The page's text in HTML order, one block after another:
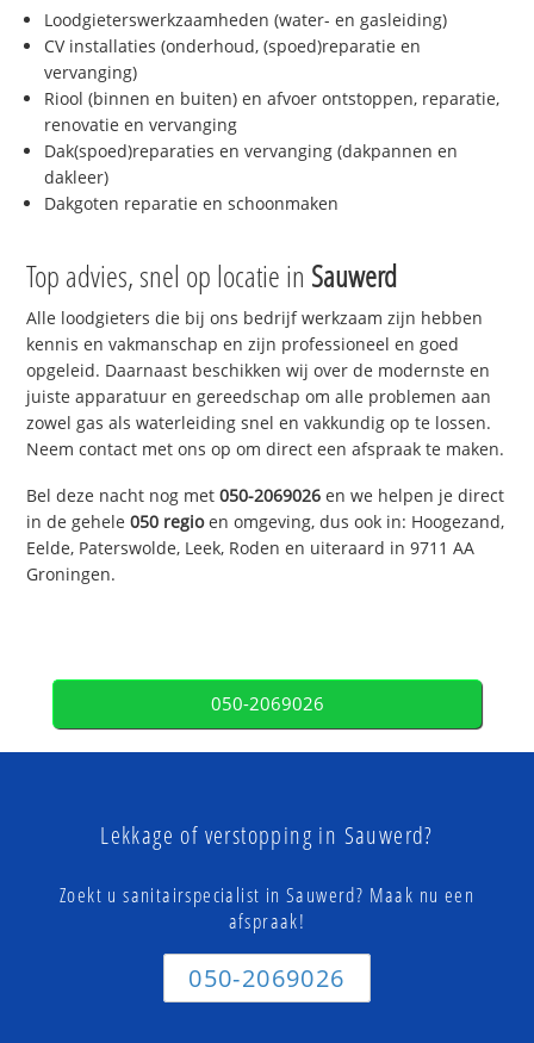
Loodgieterswerkzaamheden (water- en gasleiding)
CV installaties (onderhoud, (spoed)reparatie en
vervanging)
Riool (binnen en buiten) en afvoer ontstoppen, reparatie,
renovatie en vervanging
Dak(spoed)reparaties en vervanging (dakpannen en
dakleer)
Dakgoten reparatie en schoonmaken
Top advies, snel op locatie in Sauwerd
Alle loodgieters die bij ons bedrijf werkzaam zijn hebben
kennis en vakmanschap en zijn professioneel en goed
opgeleid. Daarnaast beschikken wij over de modernste en
juiste apparatuur en gereedschap om alle problemen aan
zowel gas als waterleiding snel en vakkundig op te lossen.
Neem contact met ons op om direct een afspraak te maken.
Bel deze nacht nog met050-2069026 en we helpen je direct
in de gehele050 regioen omgeving, dus ook in: Hoogezand,
Eelde, Paterswolde, Leek, Roden en uiteraard in 9711 AA
Groningen.
050-2069026
Lekkage of verstopping in Sauwerd?
Zoekt u sanitairspecialist in Sauwerd? Maak nu een
afspraak!
050-2069026